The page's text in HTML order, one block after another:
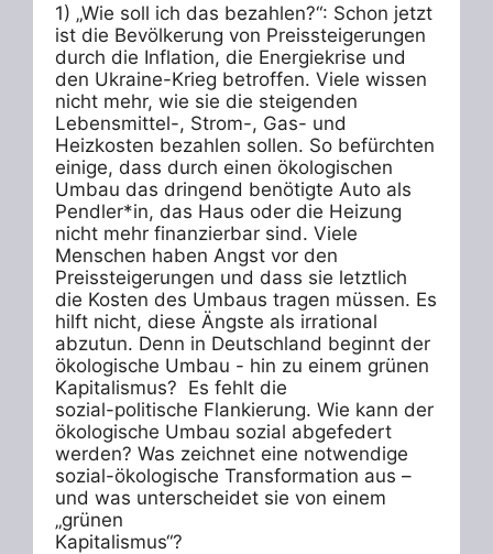
1) „Wie soll ich das bezahlen?“: Schon jetzt
ist die Bevölkerung von Preissteigerungen
durch die Inflation, die Energiekrise und
den Ukraine-Krieg betroffen. Viele wissen
nicht mehr, wie sie die steigenden
Lebensmittel-, Strom-, Gas- und
Heizkosten bezahlen sollen. So befürchten
einige, dass durch einen ökologischen
Umbau das dringend benötigte Auto als
Pendler*in, das Haus oder die Heizung
nicht mehr finanzierbar sind. Viele
Menschen haben Angst vor den
Preissteigerungen und dass sie letztlich
die Kosten des Umbaus tragen müssen. Es
hilft nicht, diese Ängste als irrational
abzutun. Denn in Deutschland beginnt der
ökologische Umbau - hin zu einem grünen
Kapitalismus?  Es fehlt die
sozial-politische Flankierung. Wie kann der
ökologische Umbau sozial abgefedert
werden? Was zeichnet eine notwendige
sozial-ökologische Transformation aus –
und was unterscheidet sie von einem
„grünen
Kapitalismus“?